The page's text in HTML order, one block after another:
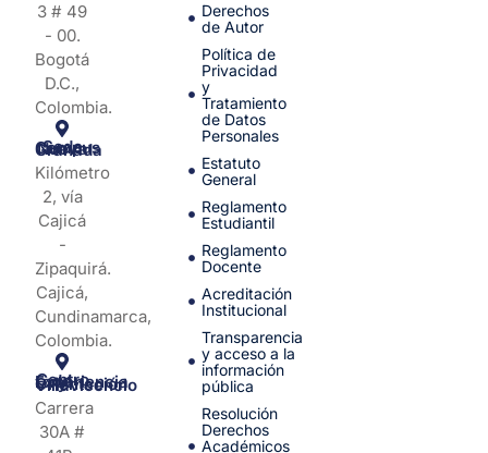
3 # 49
- 00.
Bogotá
D.C.,
Colombia.
Sede Campus Nueva Granada
Kilómetro
2, vía
Cajicá
-
Zipaquirá.
Cajicá,
Cundinamarca,
Colombia.
Centro de Experiencia y Orientación Villavicencio
Carrera
30A #
Derechos
de Autor
Política de
Privacidad
y
Tratamiento
de Datos
Personales
Estatuto
General
Reglamento
Estudiantil
Reglamento
Docente
Acreditación
Institucional
Transparencia
y acceso a la
información
pública
Resolución
Derechos
Académicos